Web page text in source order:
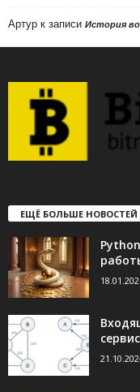
Артур к записи История
ЕЩЁ БОЛЬШЕ НОВОСТЕЙ